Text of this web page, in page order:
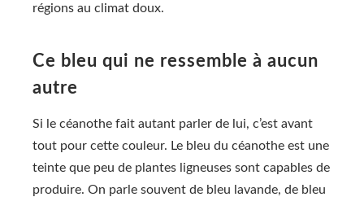
régions au climat doux.
Ce bleu qui ne ressemble à aucun
autre
Si le céanothe fait autant parler de lui, c’est avant
tout pour cette couleur. Le bleu du céanothe est une
teinte que peu de plantes ligneuses sont capables de
produire. On parle souvent de bleu lavande, de bleu